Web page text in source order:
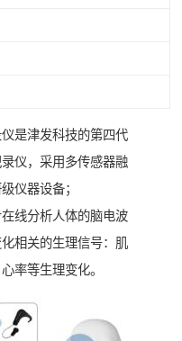
是津发科技的第四代
仪，采用多传感器融
仪器设备；
线分析人体的脑电波
相关的生理信号：肌
率等生理变化。